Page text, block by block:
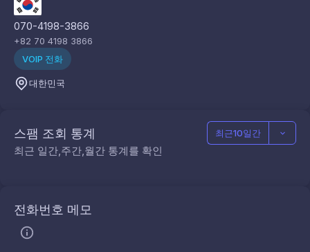
070-4198-3866
+82 70 4198 3866
VOIP 전화
대한민국
스팸 조회 통계
최근 일간,주간,월간 통계를 확인
최근10일간
전화번호 메모